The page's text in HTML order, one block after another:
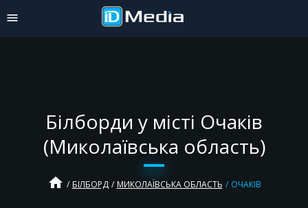
Білборди у місті Очаків
(Миколаївська область)
home БІЛБОРД МИКОЛАЇВСЬКА ОБЛАСТЬ ОЧАКІВ